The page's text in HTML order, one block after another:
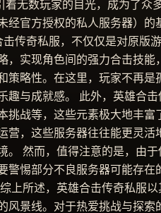
无数玩家的目光，成为了众
官方授权的私人服务器）的
传奇私服，不仅仅是对原版游
，实现角色间的强力合击技能
策略性。在这里，玩家不再是
趣与成就感。 此外，英雄合
挑战等，这些元素极大地丰富
，这些服务器往往能更灵活
。 然而，值得注意的是，由
警惕部分不良服务器可能存在
上所述，英雄合击传奇私服
风景线。对于热爱挑战与探索